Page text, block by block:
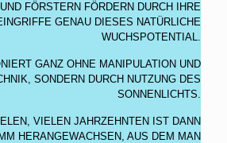
FÖRSTERN FÖRDERN DURCH IHRE
GENAU DIESES NATÜRLICHE
WUCHSPOTENTIAL.
GANZ OHNE MANIPULATION UND
SONDERN DURCH NUTZUNG DES
SONNENLICHTS.
VIELEN JAHRZEHNTEN IST DANN
HERANGEWACHSEN, AUS DEM MAN